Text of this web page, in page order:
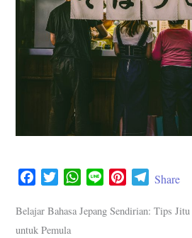
c
e
i
t
W
a
n
n
T
l
Share
Belajar Bahasa Jepang Sendirian: Tips
untuk Pemula